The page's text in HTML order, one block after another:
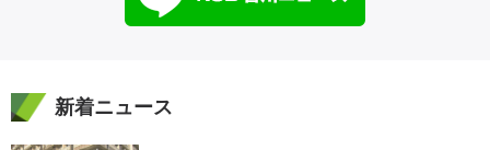
新着ニュース